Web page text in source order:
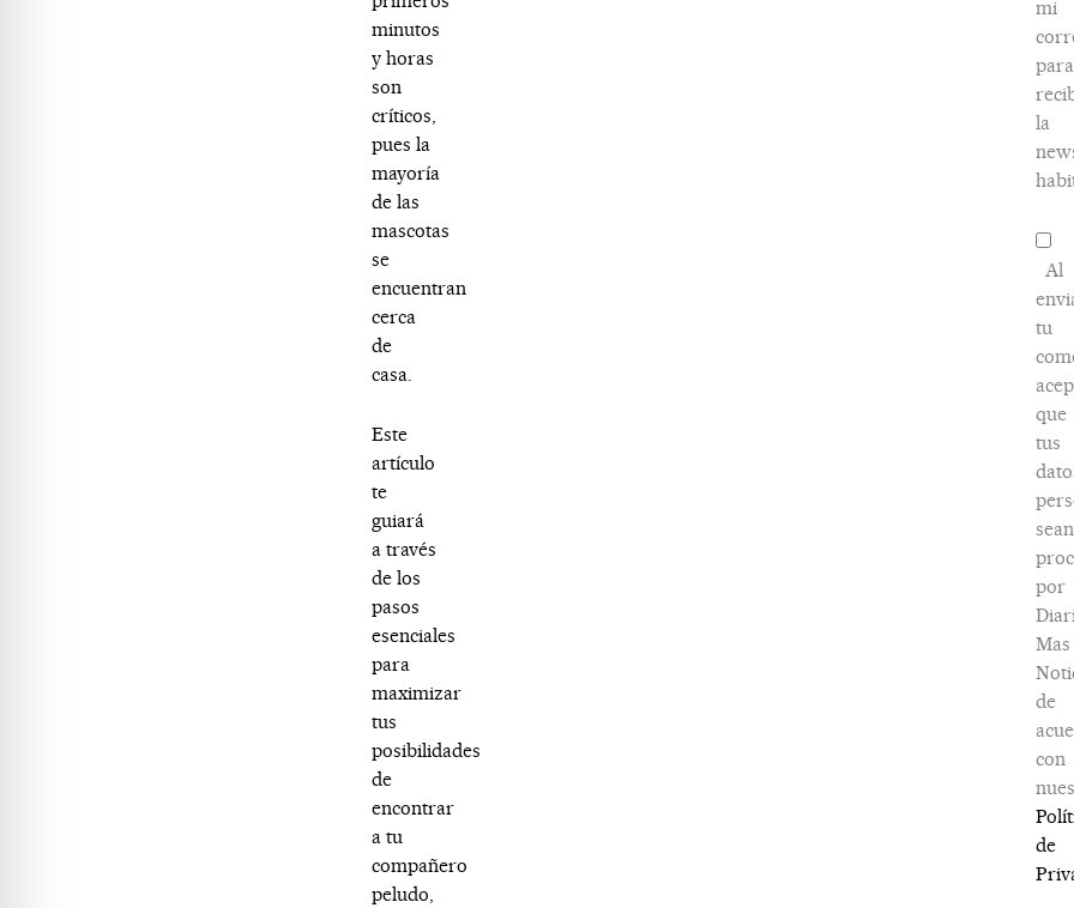
minutos
y horas
son
críticos,
pues la
mayoría
de las
mascotas
se
encuentran
cerca
de
casa.
Este
artículo
te
guiará
a través
de los
pasos
esenciales
para
maximizar
tus
posibilidades
de
encontrar
a tu
compañero
peludo,
mi
para
la
Al
tu
que
tus
sean
por
Mas
de
con
de